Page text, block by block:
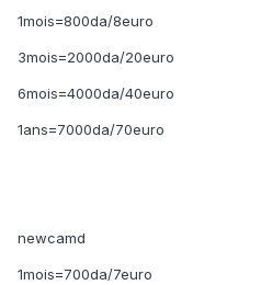
1mois=800da/8euro
3mois=2000da/20euro
6mois=4000da/40euro
1ans=7000da/70euro
newcamd
1mois=700da/7euro